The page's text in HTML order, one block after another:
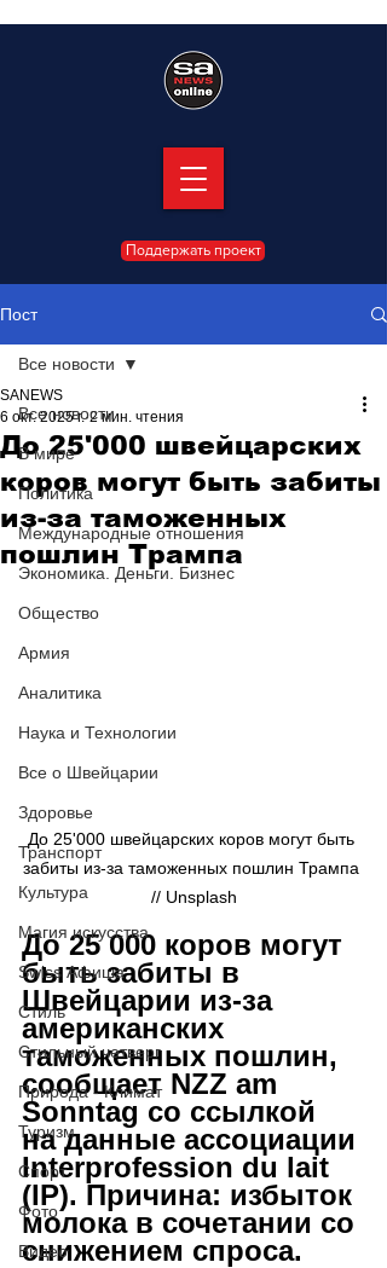
Поддержать проект
Пост
Все новости
В мире
Политика
Международные отношения
Экономика. Деньги. Бизнес
Общество
Армия
Аналитика
Наука и Технологии
Все о Швейцарии
Здоровье
Транспорт
Культура
Магия искусства
Swiss Афиша
Стиль
Стильный четверг
Природа - Климат
Туризм
Спорт
Фото
Видео
Все новости
До 25'000 швейцарских
коров могут быть забиты
из-за таможенных
пошлин Трампа
SANEWS
6 окт. 2025 г. 2 мин. чтения
До 25'000 швейцарских коров могут быть
забиты из-за таможенных пошлин Трампа
// Unsplash
До 25 000 коров могут
быть забиты в
Швейцарии из-за
американских
таможенных пошлин,
сообщает NZZ am
Sonntag со ссылкой
на данные ассоциации
Interprofession du lait
(IP). Причина: избыток
молока в сочетании со
снижением спроса.